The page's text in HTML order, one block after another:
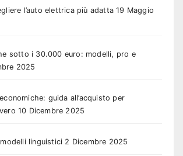
l’auto elettrica più adatta 19 Maggio
sotto i 30.000 euro: modelli, pro e
2025
guida all’acquisto per
10 Dicembre 2025
linguistici 2 Dicembre 2025